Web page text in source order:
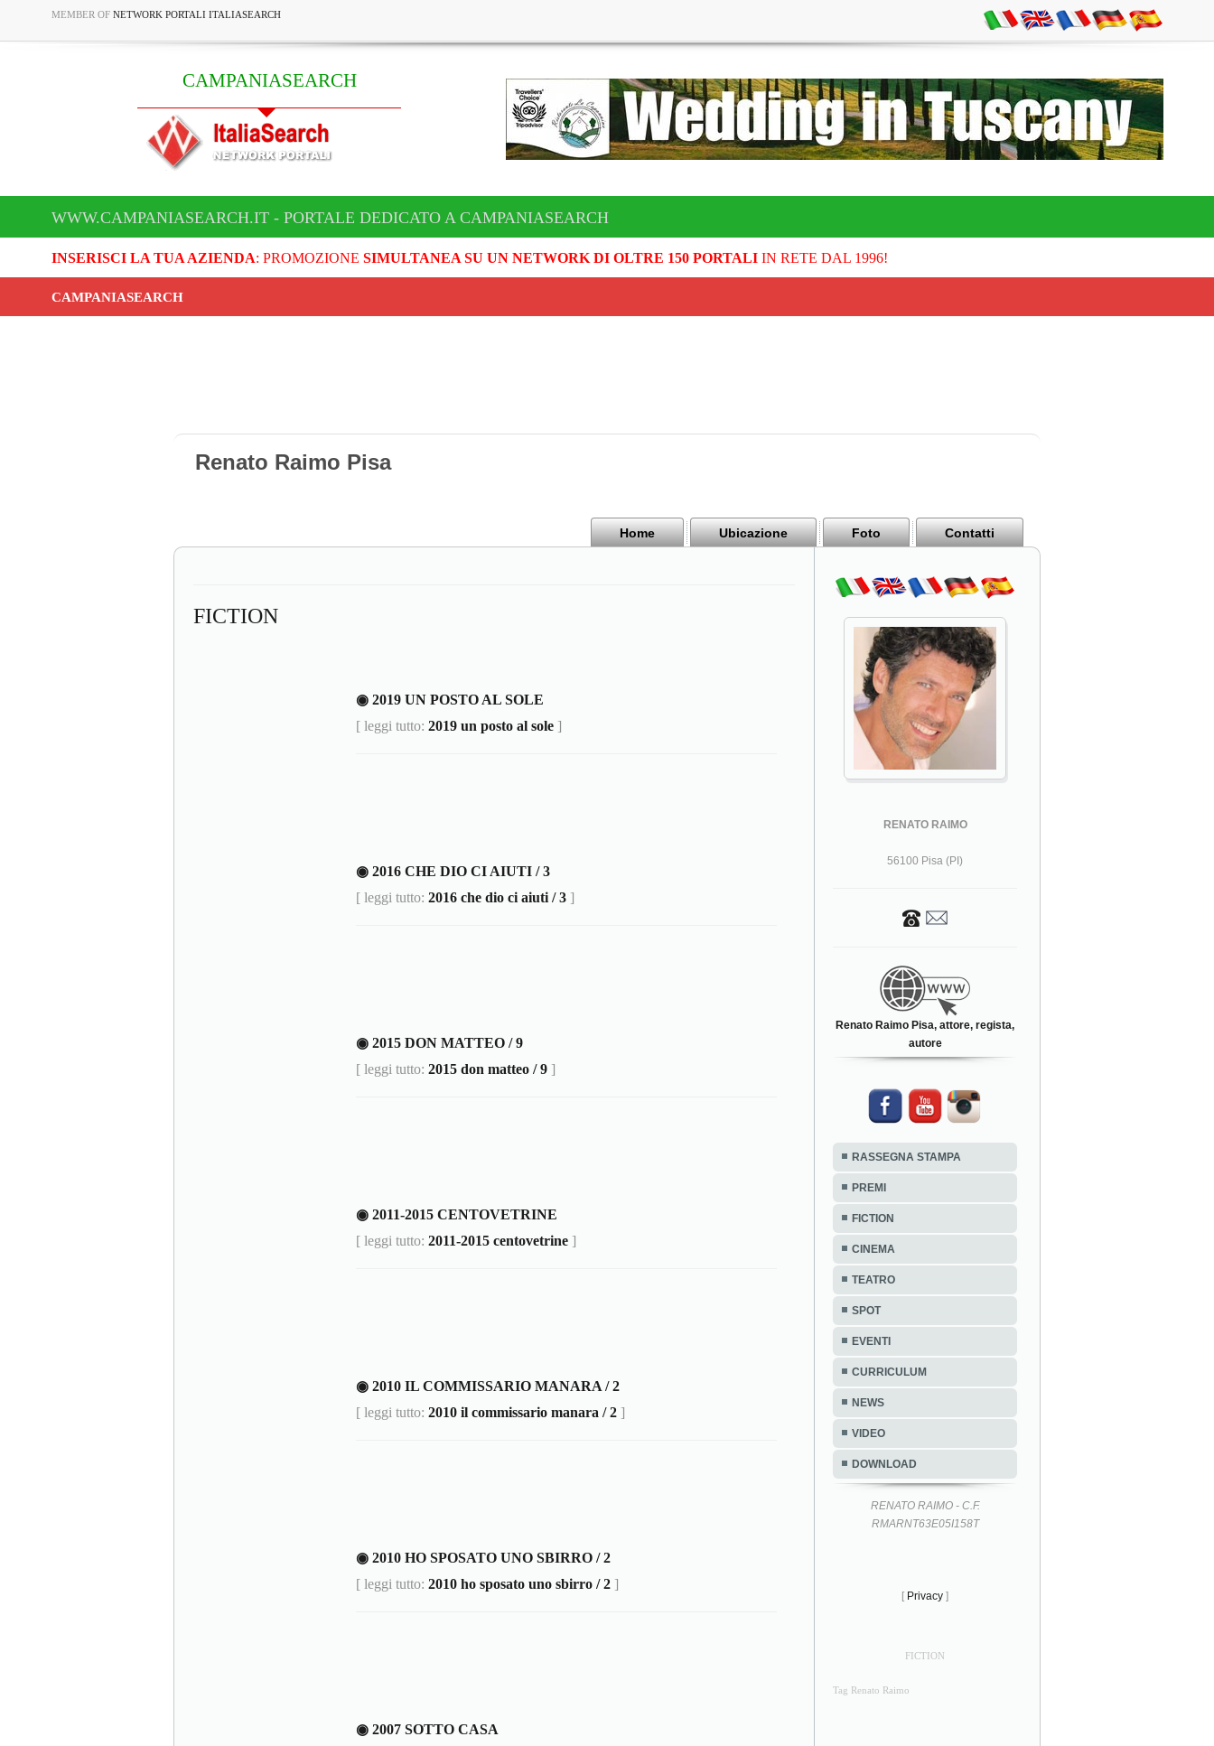
MEMBER OF NETWORK PORTALI ITALIASEARCH
CAMPANIASEARCH
WWW.CAMPANIASEARCH.IT - PORTALE DEDICATO A CAMPANIASEARCH
INSERISCI LA TUA AZIENDA: PROMOZIONE SIMULTANEA SU UN NETWORK DI OLTRE 150 PORTALIIN RETE DAL 1996!
CAMPANIASEARCH
Renato Raimo Pisa
Home Ubicazione Foto Contatti
FICTION
◉ 2019 UN POSTO AL SOLE
[ leggi tutto: 2019 un posto al sole ]
◉ 2016 CHE DIO CI AIUTI / 3
[ leggi tutto: 2016 che dio ci aiuti / 3 ]
◉ 2015 DON MATTEO / 9
[ leggi tutto: 2015 don matteo / 9 ]
◉ 2011-2015 CENTOVETRINE
[ leggi tutto: 2011-2015 centovetrine ]
◉ 2010 IL COMMISSARIO MANARA / 2
[ leggi tutto: 2010 il commissario manara / 2 ]
◉ 2010 HO SPOSATO UNO SBIRRO / 2
[ leggi tutto: 2010 ho sposato uno sbirro / 2 ]
◉ 2007 SOTTO CASA
RENATO RAIMO
56100 Pisa (PI)
Renato Raimo Pisa, attore, regista,
autore
RASSEGNA STAMPA
PREMI
FICTION
CINEMA
TEATRO
SPOT
EVENTI
CURRICULUM
NEWS
VIDEO
DOWNLOAD
RENATO RAIMO - C.F.
RMARNT63E05I158T
[ Privacy ]
FICTION
Tag Renato Raimo